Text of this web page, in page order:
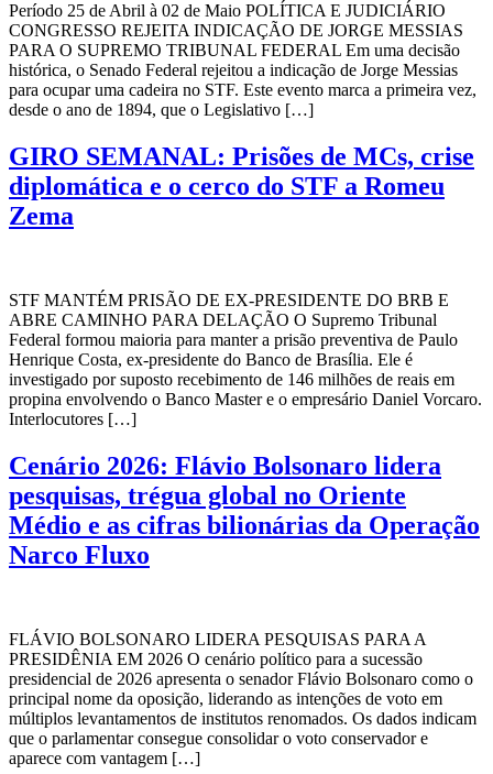
Período 25 de Abril à 02 de Maio POLÍTICA E JUDICIÁRIO
CONGRESSO REJEITA INDICAÇÃO DE JORGE MESSIAS
PARA O SUPREMO TRIBUNAL FEDERAL Em uma decisão
histórica, o Senado Federal rejeitou a indicação de Jorge Messias
para ocupar uma cadeira no STF. Este evento marca a primeira vez,
desde o ano de 1894, que o Legislativo […]
GIRO SEMANAL: Prisões de MCs, crise
diplomática e o cerco do STF a Romeu
Zema
STF MANTÉM PRISÃO DE EX-PRESIDENTE DO BRB E
ABRE CAMINHO PARA DELAÇÃO O Supremo Tribunal
Federal formou maioria para manter a prisão preventiva de Paulo
Henrique Costa, ex-presidente do Banco de Brasília. Ele é
investigado por suposto recebimento de 146 milhões de reais em
propina envolvendo o Banco Master e o empresário Daniel Vorcaro.
Interlocutores […]
Cenário 2026: Flávio Bolsonaro lidera
pesquisas, trégua global no Oriente
Médio e as cifras bilionárias da Operação
Narco Fluxo
FLÁVIO BOLSONARO LIDERA PESQUISAS PARA A
PRESIDÊNIA EM 2026 O cenário político para a sucessão
presidencial de 2026 apresenta o senador Flávio Bolsonaro como o
principal nome da oposição, liderando as intenções de voto em
múltiplos levantamentos de institutos renomados. Os dados indicam
que o parlamentar consegue consolidar o voto conservador e
aparece com vantagem […]